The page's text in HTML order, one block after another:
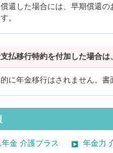
還した場合には、早期償還
。
払移行特約を付加した場合
に年金移行はされません。
年金 介護プラス
年金力